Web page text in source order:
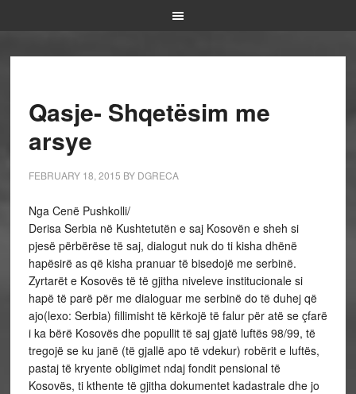
Qasje- Shqetësim me
arsye
FEBRUARY 18, 2015 BY DGRECA
Nga Cenë Pushkolli/
Derisa Serbia në Kushtetutën e saj Kosovën e sheh si
pjesë përbërëse të saj, dialogut nuk do ti kisha dhënë
hapësirë as që kisha pranuar të bisedojë me serbinë.
Zyrtarët e Kosovës të të gjitha niveleve institucionale si
hapë të parë për me dialoguar me serbinë do të duhej që
ajo(lexo: Serbia) fillimisht të kërkojë të falur për atë se çfarë
i ka bërë Kosovës dhe popullit të saj gjatë luftës 98/99, të
tregojë se ku janë (të gjallë apo të vdekur) robërit e luftës,
pastaj të kryente obligimet ndaj fondit pensional të
Kosovës, ti kthente të gjitha dokumentet kadastrale dhe jo